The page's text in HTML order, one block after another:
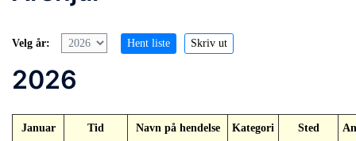
Velg år:
2026
Januar Tid Navn på hendelse Kategori Sted